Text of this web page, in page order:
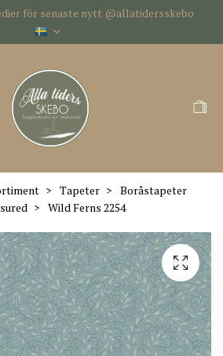
för senaste nytt @allatidersskebo
Tapeter
Boråstapeter
Wild Ferns 2254